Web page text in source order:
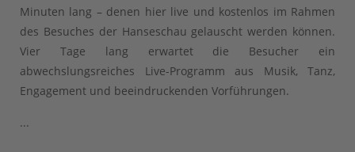
Minuten lang – denen hier live und kostenlos im Rahmen
des Besuches der Hanseschau gelauscht werden können.
Vier Tage lang erwartet die Besucher ein
abwechslungsreiches Live-Programm aus Musik, Tanz,
Engagement und beeindruckenden Vorführungen.
...